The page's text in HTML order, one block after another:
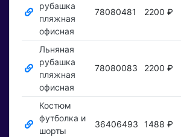
рубашка
пляжная
офисная
78080481 2200 ₽
Льняная
рубашка
пляжная
офисная
78080083 2200 ₽
Костюм
футболка и
шорты
36406493 1488 ₽